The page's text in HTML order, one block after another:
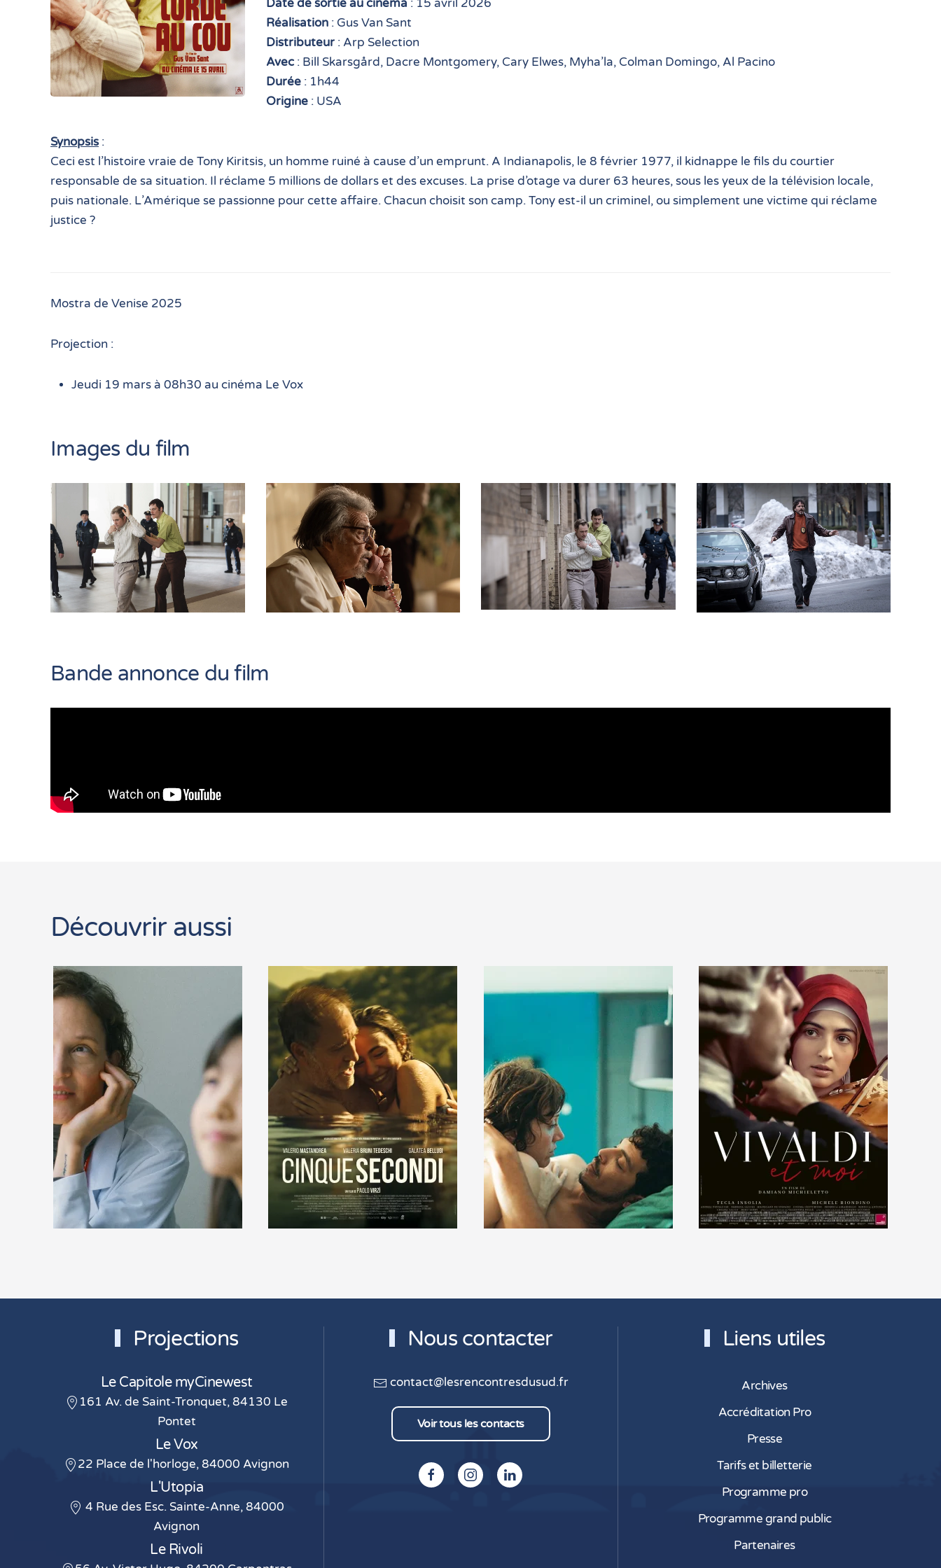
Date de sortie au cinéma : 15 avril 2026
Réalisation: Gus Van Sant
Distributeur: Arp Selection
Avec: Bill Skarsgård, Dacre Montgomery, Cary Elwes, Myha’la, Colman Domingo, Al Pacino
Durée: 1h44
Origine : USA
Synopsis :
Ceci est l’histoire vraie de Tony Kiritsis, un homme ruiné à cause d’un emprunt. A Indianapolis, le 8 février 1977, il kidnappe le fils du courtier
responsable de sa situation. Il réclame 5 millions de dollars et des excuses. La prise d’otage va durer 63 heures, sous les yeux de la télévision locale,
puis nationale. L’Amérique se passionne pour cette affaire. Chacun choisit son camp. Tony est-il un criminel, ou simplement une victime qui réclame
justice ?
Mostra de Venise 2025
Projection :
Jeudi 19 mars à 08h30 au cinéma Le Vox
Images du film
Bande annonce du film
Découvrir aussi
En savoir + En savoir + En savoir + En savoir +
Projections
Le Capitole myCinewest
161 Av. de Saint-Tronquet, 84130 Le
Pontet
Le Vox
22 Place de l'horloge, 84000 Avignon
L'Utopia
4 Rue des Esc. Sainte-Anne, 84000
Avignon
Le Rivoli
Nous contacter
contact@lesrencontresdusud.fr
Voir tous les contacts
Liens utiles
Archives
Accréditation Pro
Presse
Tarifs et billetterie
Programme pro
Programme grand public
Partenaires